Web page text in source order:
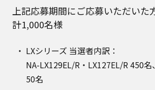
上記応募期間にご応募いただいた
計1,000名様
LXシリーズ 当選者内訳：
NA-LX129EL/R・LX127EL/R 450
50名